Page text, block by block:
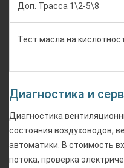
Доп. Трасса 1\2-5\8
Тест масла на
Диагностика и
Диагностика
состояния воздуховодов,
автоматики. В стоимость
потока, проверка